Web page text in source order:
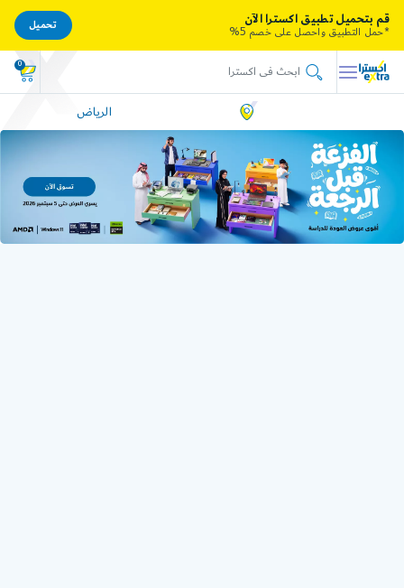
0
الرياض
قم بتحميل تطبيق اكسترا الآن
*حمل التطبيق واحصل على خصم 5%
تحميل